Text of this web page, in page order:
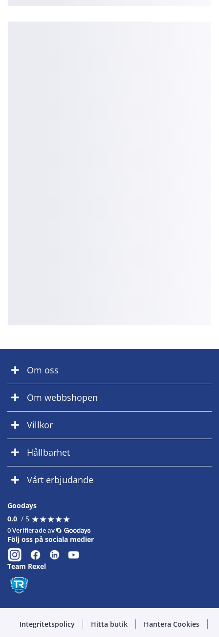
Om oss
Om webbshopen
Villkor
Hållbarhet
Vårt erbjudande
Goodays
0.0 / 5 ★★★★★
★★★★★
0 Verifierade av
Följ oss på sociala medier
Team Rexel
Integritetspolicy Hitta butik
Hantera Cookies